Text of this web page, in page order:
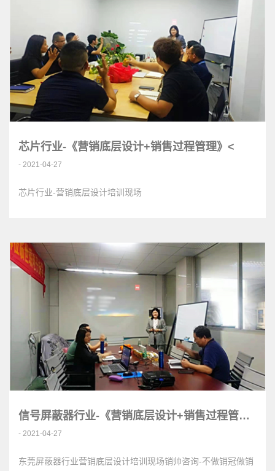
芯片行业-《营销底层设计+销售过程管理》<
- 2021-04-27
芯片行业-营销底层设计培训现场
信号屏蔽器行业-《营销底层设计+销售过程管理》<
- 2021-04-27
东莞屏蔽器行业营销底层设计培训现场销帅咨询-不做销冠做销